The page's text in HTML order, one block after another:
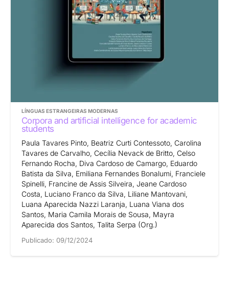
LÍNGUAS ESTRANGEIRAS MODERNAS
Corpora and artificial intelligence for academic
students
Paula Tavares Pinto, Beatriz Curti Contessoto, Carolina
Tavares de Carvalho, Cecília Nevack de Britto, Celso
Fernando Rocha, Diva Cardoso de Camargo, Eduardo
Batista da Silva, Emiliana Fernandes Bonalumi, Franciele
Spinelli, Francine de Assis Silveira, Jeane Cardoso
Costa, Luciano Franco da Silva, Liliane Mantovani,
Luana Aparecida Nazzi Laranja, Luana Viana dos
Santos, Maria Camila Morais de Sousa, Mayra
Aparecida dos Santos, Talita Serpa (Org.)
Publicado: 09/12/2024